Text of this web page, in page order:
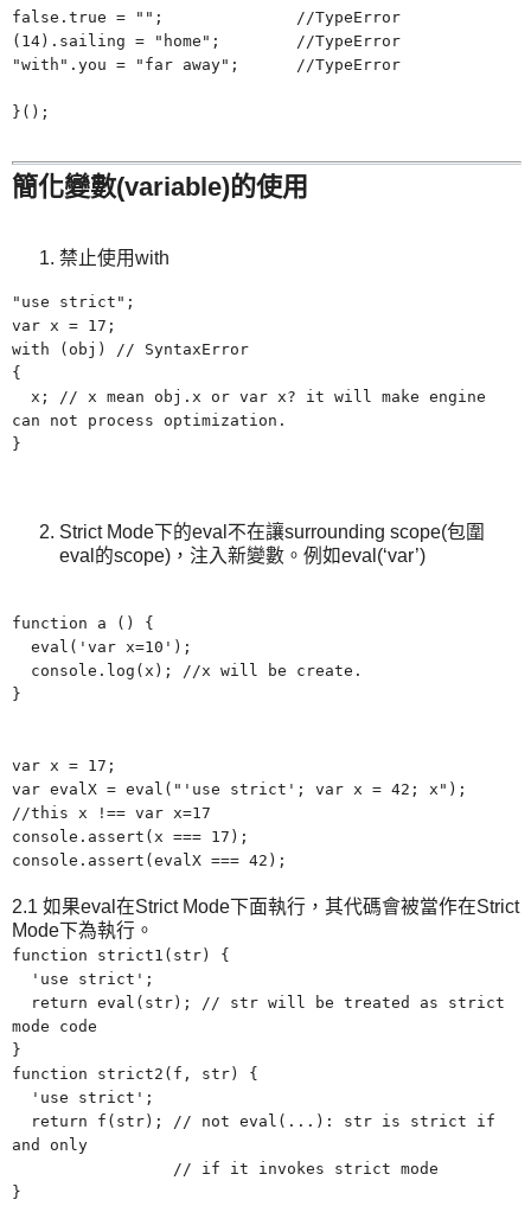
false.true = " "; //TypeError
(14).sailing =
" home"; //TypeError
"with".you =
" far away"; //TypeError
}();
簡化變數(variable)的使用
禁止使用with
"use strict";
var x = 17;
with
( obj) // SyntaxError
{
x; // x mean obj.x or var x? it will make engine
can not process optimization.
}
Strict Mode下的eval不在讓surrounding scope(包圍
eval的scope)，注入新變數。例如eval(‘var’)
function a ( ) {
eval('var x=10');
console.log(x); //x will be create.
}
var x = 17;
var evalX = eval("'use strict'; var x = 42; x");
//this x !== var x=17
console.assert(x === 17);
console.assert(evalX === 42);
2.1 如果eval在Strict Mode下面執行，其代碼會被當作在Strict
Mode下為執行。
function strict1(str) {
' use strict';
return eval(str); // str will be treated as strict
mode code
}
function strict2(f, str) {
' use strict';
return f(str); // not eval(...): str is strict if
and only
// if it invokes strict mode
}